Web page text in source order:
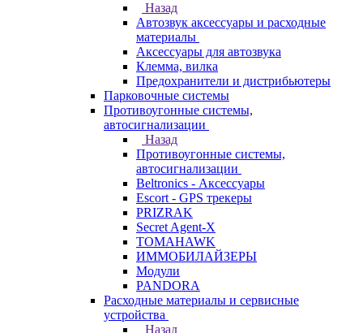
Назад
Автозвук аксессуары и расходные
материалы
Аксессуары для автозвука
Клемма, вилка
Предохранители и дистрибьютеры
Парковочные системы
Противоугонные системы,
автосигнализации
Назад
Противоугонные системы,
автосигнализации
Beltronics - Аксессуары
Escort - GPS трекеры
PRIZRAK
Secret Agent-X
TOMAHAWK
ИММОБИЛАЙЗЕРЫ
Модули
PANDORA
Расходные материалы и сервисные
устройства
Назад